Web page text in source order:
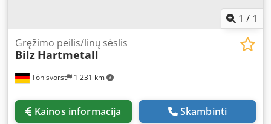
1 / 1
Tönisvorst 1 231 km
Gręžimo peilis/linų sėslis
Bilz Hartmetall
Kainos informacija Skambinti